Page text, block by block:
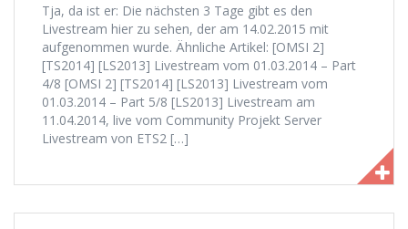
Tja, da ist er: Die nächsten 3 Tage gibt es den
Livestream hier zu sehen, der am 14.02.2015 mit
aufgenommen wurde. Ähnliche Artikel: [OMSI 2]
[TS2014] [LS2013] Livestream vom 01.03.2014 – Part
4/8 [OMSI 2] [TS2014] [LS2013] Livestream vom
01.03.2014 – Part 5/8 [LS2013] Livestream am
11.04.2014, live vom Community Projekt Server
Livestream von ETS2 […]